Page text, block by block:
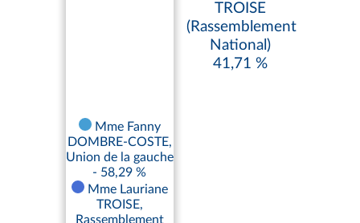
Mme Fanny
DOMBRE-COSTE,
Union de la gauche
- 58,29 %
Mme Lauriane
TROISE,
Rassemblement
TROISE
(Rassemblement
National)
41,71 %